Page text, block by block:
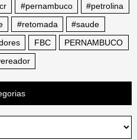
#pernambuco
#petrolina
#retomada
#saude
FBC
PERNAMBUCO